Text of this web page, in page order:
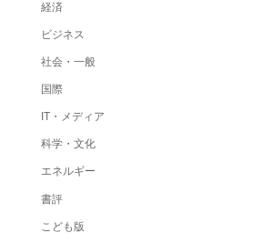
経済
ビジネス
社会・一般
国際
IT・メディア
科学・文化
エネルギー
書評
こども版